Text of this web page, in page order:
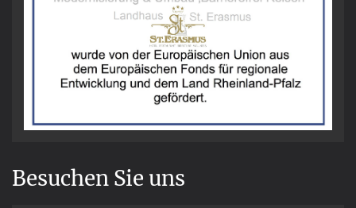
Besuchen Sie uns